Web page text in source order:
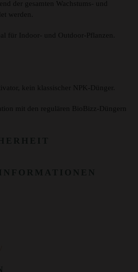
der gesamten Wachstums- und
werden.
für Indoor- und Outdoor-Pflanzen.
kein klassischer NPK-Dünger.
mit den regulären BioBizz-Düngern